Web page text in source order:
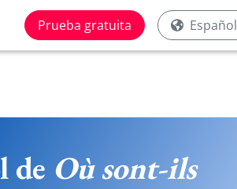
Prueba gratuita Español
de Où sont-ils